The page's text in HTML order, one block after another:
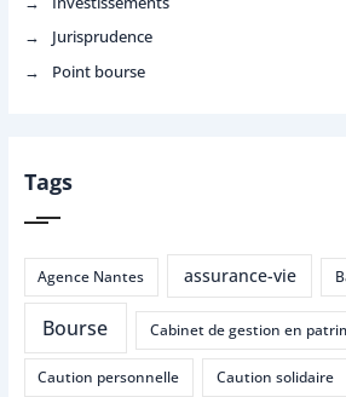
Jurisprudence
Point bourse
Tags
Agence Nantes assurance-vie
Bourse Cabinet de gestion en
Caution personnelle Caution solidaire